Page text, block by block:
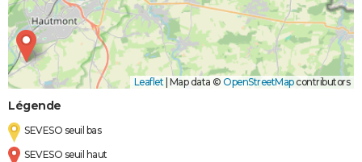
Leaflet Map data © OpenStreetMapcontributors
Légende
SEVESO seuil bas
SEVESO seuil haut